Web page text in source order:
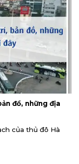
đồ, những địa
của thủ đô Hà